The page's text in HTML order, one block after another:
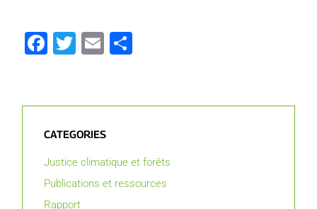
Facebook
Twitter
Email
CATEGORIES
Justice climatique et forêts
Publications et ressources
Rapport